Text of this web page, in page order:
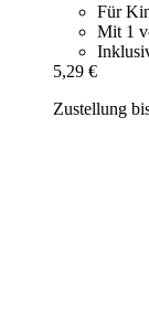
Für
Mit 1
5,29 €
Zustellung